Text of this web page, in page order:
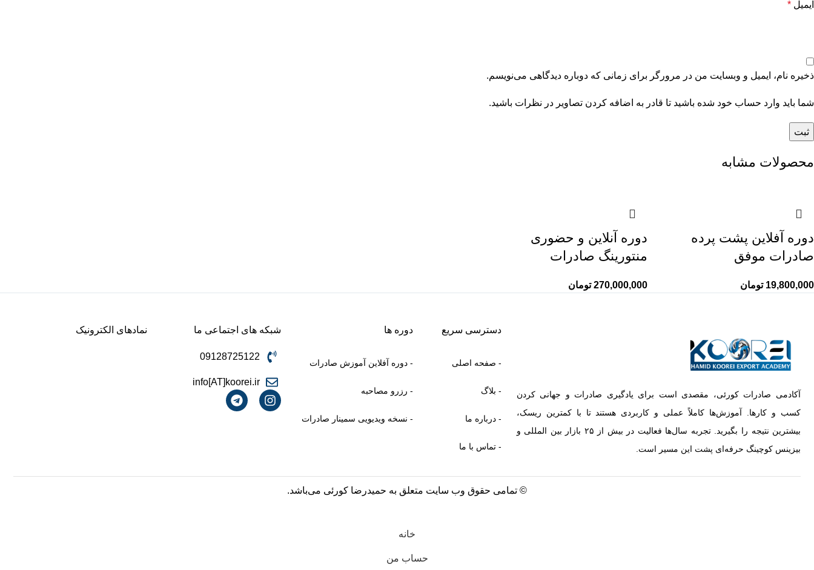
ایمیل *
ذخیره نام، ایمیل و وبسایت من در مرورگر برای زمانی که دوباره دیدگاهی می‌نویسم.
شما باید وارد حساب خود شده باشید تا قادر به اضافه کردن تصاویر در نظرات باشید.
محصولات مشابه
دوره آفلاین پشت پرده
صادرات موفق
19,800,000 تومان
دوره آنلاین و حضوری
منتورینگ صادرات
270,000,000 تومان
آکادمی صادرات کورئی، مقصدی است برای یادگیری صادرات و جهانی کردن
کسب‌ و کارها. آموزش‌ها کاملاً عملی و کاربردی هستند تا با کمترین ریسک،
بیشترین نتیجه را بگیرید. تجربه سال‌ها فعالیت در بیش از ۲۵ بازار بین‌ المللی و
بیزینس کوچینگ حرفه‌ای پشت این مسیر است.
دسترسی سریع
- صفحه اصلی
- بلاگ
- درباره ما
- تماس با ما
دوره ها
- دوره آفلاین آموزش صادرات
- رزرو مصاحبه
- نسخه ویدیویی سمینار صادرات
شبکه های اجتماعی ما
09128725122
info[AT]koorei.ir
نمادهای الکترونیک
© تمامی حقوق وب سایت متعلق به حمیدرضا کورئی می‌باشد.
خانه
حساب من